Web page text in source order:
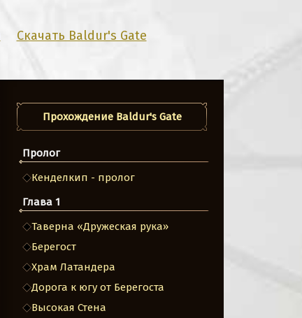
Скачать Baldur's Gate
Прохождение Baldur's Gate
Пролог
Кенделкип - пролог
Глава 1
Таверна «Дружеская рука»
Берегост
Храм Латандера
Дорога к югу от Берегоста
Высокая Стена